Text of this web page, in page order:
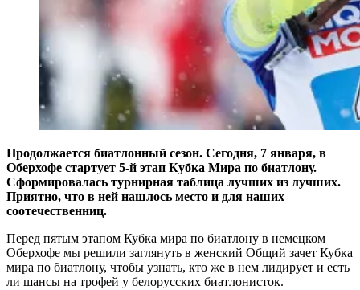
Продолжается биатлонный сезон. Сегодня, 7 января, в
Оберхофе стартует 5-й этап Кубка Мира по биатлону.
Сформировалась турнирная таблица лучших из лучших.
Приятно, что в ней нашлось место и для наших
соотечественниц.
Перед пятым этапом Кубка мира по биатлону в немецком
Оберхофе мы решили заглянуть в женский Общий зачет Кубка
мира по биатлону, чтобы узнать, кто же в нем лидирует и есть
ли шансы на трофей у белорусских биатлонисток.